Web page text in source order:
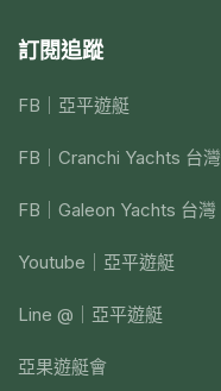
訂閱追蹤
FB｜亞平遊艇
FB｜Cranchi Yachts 台灣
FB｜Galeon Yachts 台灣
Youtube｜亞平遊艇
Line @｜亞平遊艇
亞果遊艇會